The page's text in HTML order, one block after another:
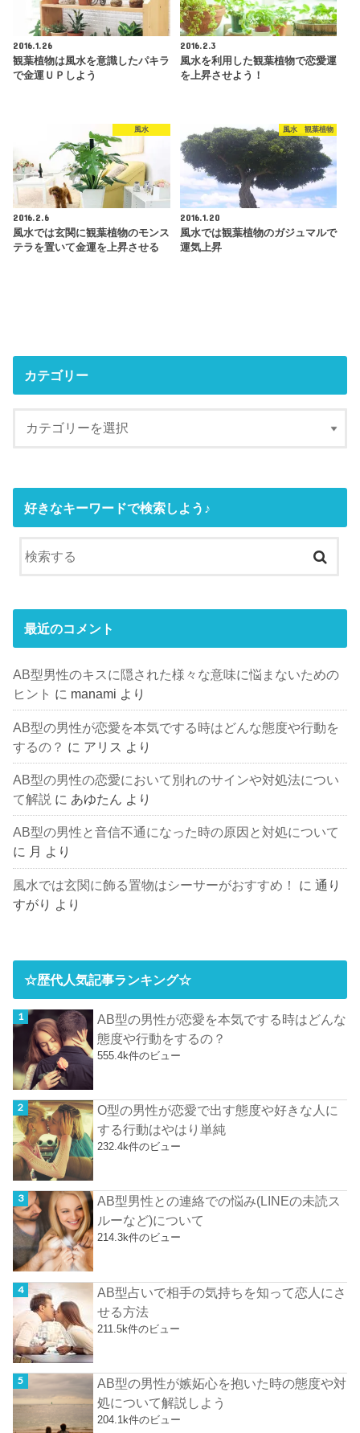
2016.1.26
観葉植物は風水を意識したパキラ
で金運ＵＰしよう
2016.2.3
風水を利用した観葉植物で恋愛運
を上昇させよう！
風水
2016.2.6
風水では玄関に観葉植物のモンス
テラを置いて金運を上昇させる
風水 観葉植物
2016.1.20
風水では観葉植物のガジュマルで
運気上昇
カテゴリー
好きなキーワードで検索しよう♪
最近のコメント
AB型男性のキスに隠された様々な意味に悩まないための
ヒント に manami より
AB型の男性が恋愛を本気でする時はどんな態度や行動を
するの？ に アリス より
AB型の男性の恋愛において別れのサインや対処法につい
て解説 に あゆたん より
AB型の男性と音信不通になった時の原因と対処について
に 月 より
風水では玄関に飾る置物はシーサーがおすすめ！ に通り
すがり より
☆歴代人気記事ランキング☆
AB型の男性が恋愛を本気でする時はどんな
態度や行動をするの？
555.4k件のビュー
O型の男性が恋愛で出す態度や好きな人に
する行動はやはり単純
232.4k件のビュー
AB型男性との連絡での悩み(LINEの未読ス
ルーなど)について
214.3k件のビュー
AB型占いで相手の気持ちを知って恋人にさ
せる方法
211.5k件のビュー
AB型の男性が嫉妬心を抱いた時の態度や対
処について解説しよう
204.1k件のビュー